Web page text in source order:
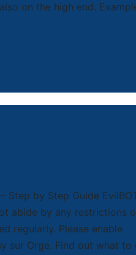
on the high end.
Step by Step Guide
abide by any restrictions
regularly. Please enable
sur Orge. Find out what to